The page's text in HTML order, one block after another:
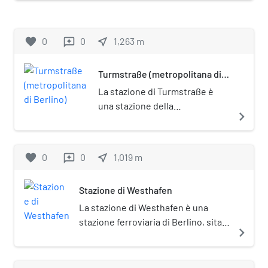
favorite 0 reviews 0 near_me 1,263 m
Turmstraße (metropolitana di
La stazione di Turmstraße è
una stazione della
linea U9.
navigate_next
favorite 0 reviews 0 near_me 1,019 m
Stazione di Westhafen
La stazione di Westhafen è una
stazione ferroviaria di Berlino, sita
navigate_next